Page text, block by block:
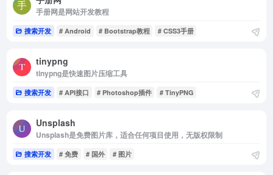
手册网是网站开发教程
搜索开发 # Android # Bootstrap教程 # CSS3手册
tinypng
tinypng是快速图片压缩工具
搜索开发 # API接口 # Photoshop插件 # TinyPNG
Unsplash
Unsplash是免费图片库，适合任何项目使用，无版权限制
搜索开发 # 免费 # 国外 # 图片